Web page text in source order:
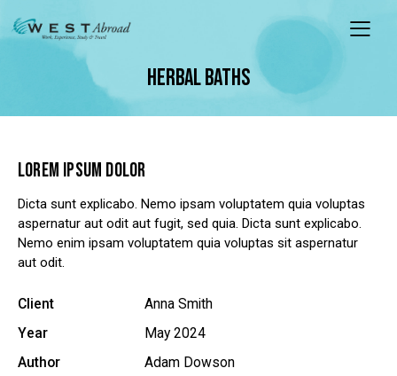
HERBAL BATHS
LOREM IPSUM DOLOR
Dicta sunt explicabo. Nemo ipsam voluptatem quia voluptas
aspernatur aut odit aut fugit, sed quia. Dicta sunt explicabo.
Nemo enim ipsam voluptatem quia voluptas sit aspernatur
aut odit.
Client
Anna Smith
Year
May 2024
Author
Adam Dowson